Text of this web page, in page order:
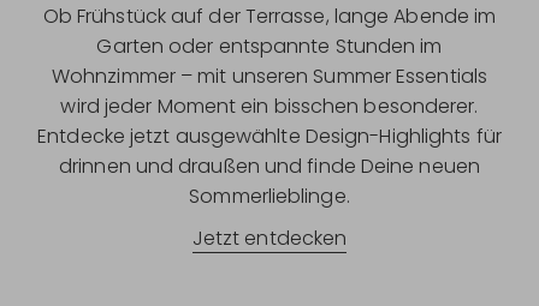
Ob Frühstück auf der Terrasse, lange Abende im
Garten oder entspannte Stunden im
Wohnzimmer – mit unseren Summer Essentials
wird jeder Moment ein bisschen besonderer.
Entdecke jetzt ausgewählte Design-Highlights für
drinnen und draußen und finde Deine neuen
Sommerlieblinge.
Jetzt entdecken